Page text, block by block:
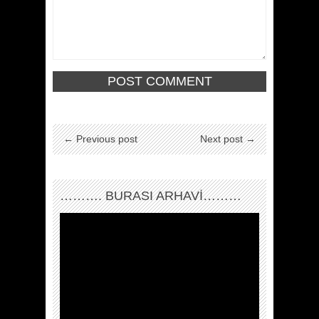
← Previous post Next post →
………. BURASI ARHAVİ………